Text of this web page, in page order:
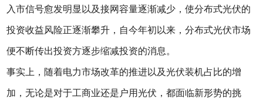
入市信号愈发明显以及接网容量逐渐减少，使分布式光伏的
投资收益风险正逐渐攀升，自今年初以来，分布式光伏市场
便不断传出投资方逐步缩减投资的消息。
事实上，随着电力市场改革的推进以及光伏装机占比的增
加，无论是对于工商业还是户用光伏，都面临新形势的挑